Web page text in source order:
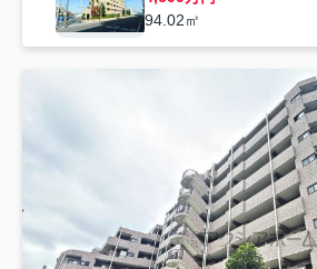
94.02㎡